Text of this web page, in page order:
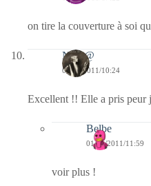
on tire la couverture à soi
Nikit@
01/11/2011/10:24
Excellent !! Elle a pris
Belbe
01/11/2011/11:59
voir plus !